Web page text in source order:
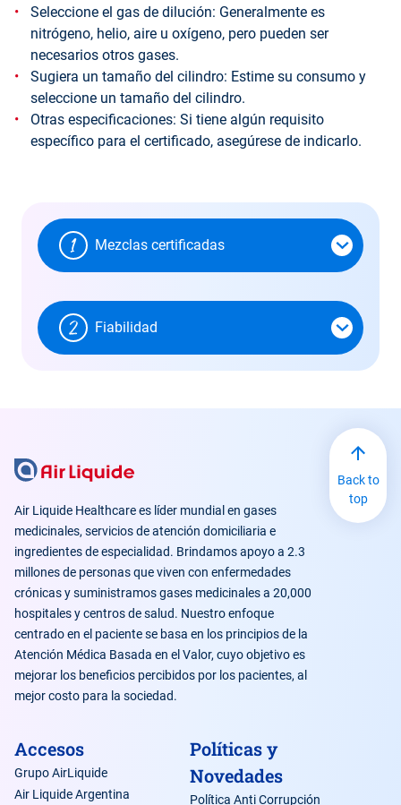
Seleccione el gas de dilución: Generalmente es
nitrógeno, helio, aire u oxígeno, pero pueden ser
necesarios otros gases.
Sugiera un tamaño del cilindro: Estime su consumo y
seleccione un tamaño del cilindro.
Otras especificaciones: Si tiene algún requisito
específico para el certificado, asegúrese de indicarlo.
Mezclas certificadas
Fiabilidad
Air Liquide Healthcare es líder mundial en gases
medicinales, servicios de atención domiciliaria e
ingredientes de especialidad. Brindamos apoyo a 2.3
millones de personas que viven con enfermedades
crónicas y suministramos gases medicinales a 20,000
hospitales y centros de salud. Nuestro enfoque
centrado en el paciente se basa en los principios de la
Atención Médica Basada en el Valor, cuyo objetivo es
mejorar los beneficios percibidos por los pacientes, al
mejor costo para la sociedad.
Accesos
Grupo AirLiquide
Air Liquide Argentina
Políticas y
Novedades
Política Anti Corrupción
Back to
top